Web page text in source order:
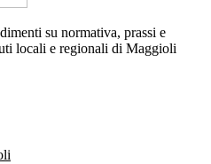
su normativa, prassi e
locali e regionali di Maggioli